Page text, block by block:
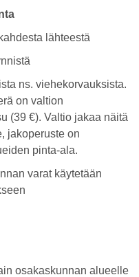
lähteestä
ns. viehekorvauksista.
on valtion
(39 €). Valtio jakaa näitä
jakoperuste on
pinta-ala.
varat käytetään
osakaskunnan alueelle